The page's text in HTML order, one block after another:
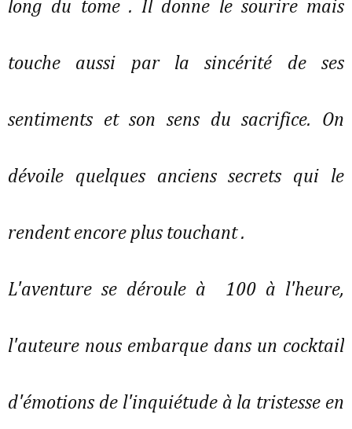
long du tome . Il donne le sourire mais
touche aussi par la sincérité de ses
sentiments et son sens du sacrifice. On
dévoile quelques anciens secrets qui le
rendent encore plus touchant .
L'aventure se déroule à 100 à l'heure,
l'auteure nous embarque dans un cocktail
d'émotions de l'inquiétude à la tristesse en